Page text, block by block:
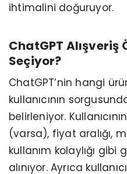
ihtimalini doğuruyor.
ChatGPT Alışveriş
Seçiyor?
ChatGPT’nin hangi
kullanıcının
belirleniyor.
(varsa), fiyat aralığı,
kullanım kolaylığı
alınıyor. Ayrıca